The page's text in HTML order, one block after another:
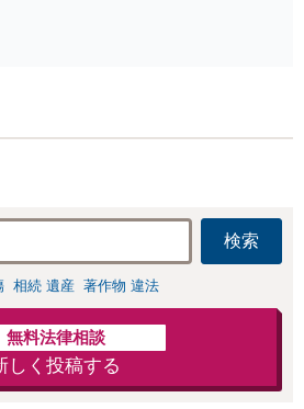
様の話を丁寧にう
を正確に読み取り
ます。【東京都在
住以外の方も対
応】
検索
相続 遺産 著作物 違法
無料法律相談
しく投稿する